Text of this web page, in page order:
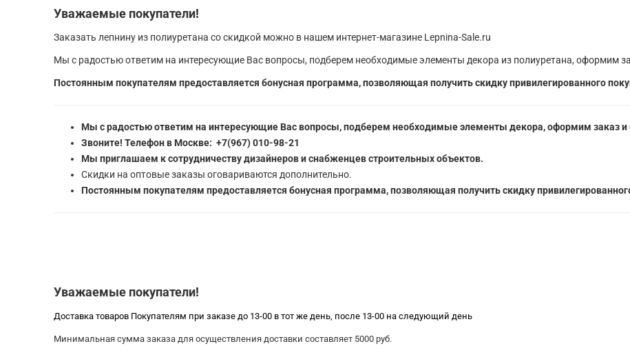
Уважаемые покупатели!
Заказать лепнину из полиуретана со скидкой можно в нашем интернет-магазине Lepnina-Sale.ru
Мы с радостью ответим на интересующие Вас вопросы, подберем необходимые элементы декора из полиуретана, оформим
Постоянным покупателям предоставляется бонусная программа, позволяющая получить скидку привилегированного
Мы с радостью ответим на интересующие Вас вопросы, подберем необходимые элементы декора, оформим заказ и
Звоните! Телефон в Москве: +7(967) 010-98-21
Мы приглашаем к сотрудничеству дизайнеров и снабженцев строительных объектов.
Скидки на оптовые заказы оговариваются дополнительно.
Постоянным покупателям предоставляется бонусная программа, позволяющая получить скидку
Уважаемые покупатели!
Доставка товаров Покупателям при заказе до 13-00 в тот же день, после 13-00 на следующий день
Минимальная сумма заказа для осуществления доставки составляет 5000 руб.